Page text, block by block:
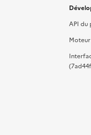
API du
Moteur